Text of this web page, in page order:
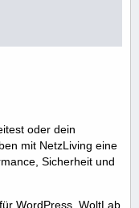
oder dein
mit NetzLiving eine
Sicherheit und
WordPress, WoltLab